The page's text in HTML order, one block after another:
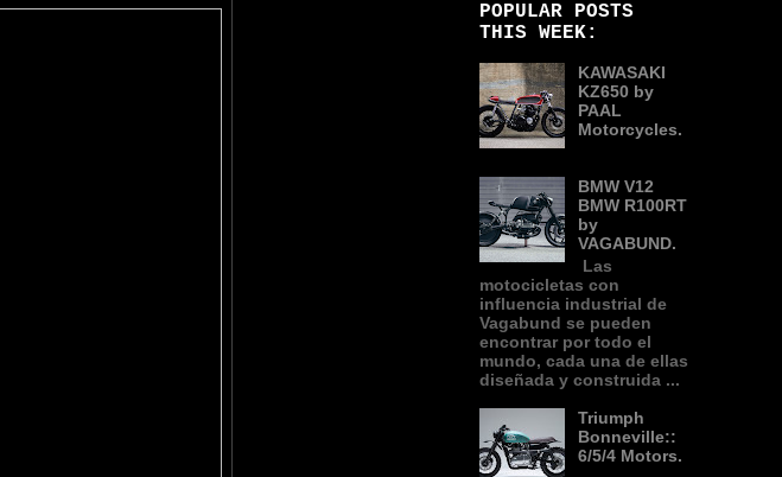
POPULAR POSTS
THIS WEEK:
KAWASAKI
KZ650 by
PAAL
Motorcycles.
BMW V12
BMW R100RT
by
VAGABUND.
Las
motocicletas con
influencia industrial de
Vagabund se pueden
encontrar por todo el
mundo, cada una de ellas
diseñada y construida ...
Triumph
Bonneville::
6/5/4 Motors.